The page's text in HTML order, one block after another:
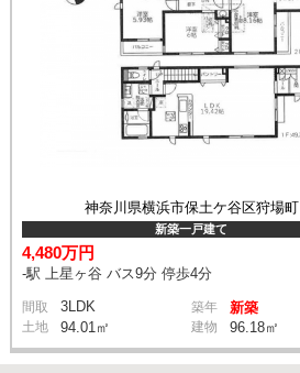
神奈川県横浜市保土ケ谷区狩場町
新築一戸建て
4,480万円
-駅 上星ヶ谷 バス9分 停歩4分
間取 3LDK 築年 新築
土地 94.01㎡ 建物 96.18㎡